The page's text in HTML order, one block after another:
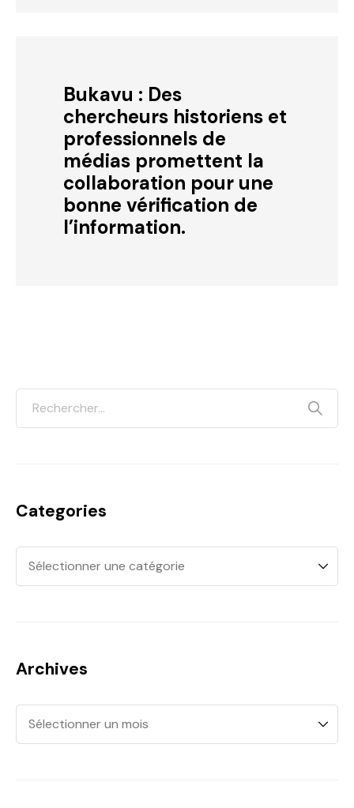
Bukavu : Des
chercheurs historiens et
professionnels de
médias promettent la
collaboration pour une
bonne vérification de
l’information.
Categories
Archives